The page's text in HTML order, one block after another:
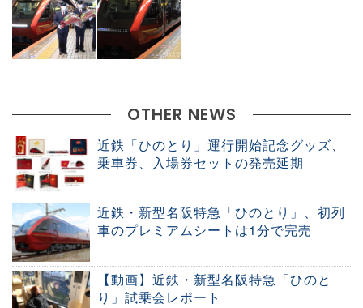
OTHER NEWS
近鉄「ひのとり」運行開始記念グッズ、
乗車券、入場券セットの発売延期
近鉄・新型名阪特急「ひのとり」、初列
車のプレミアムシートは1分で完売
【動画】近鉄・新型名阪特急「ひのと
り」試乗会レポート